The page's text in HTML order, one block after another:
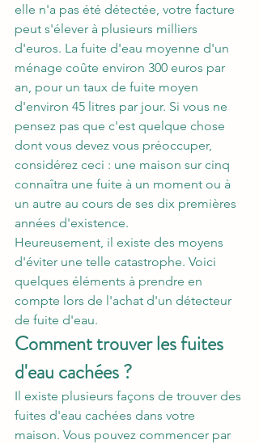
elle n'a pas été détectée, votre facture
peut s'élever à plusieurs milliers
d'euros. La fuite d'eau moyenne d'un
ménage coûte environ 300 euros par
an, pour un taux de fuite moyen
d'environ 45 litres par jour. Si vous ne
pensez pas que c'est quelque chose
dont vous devez vous préoccuper,
considérez ceci : une maison sur cinq
connaîtra une fuite à un moment ou à
un autre au cours de ses dix premières
années d'existence.
Heureusement, il existe des moyens
d'éviter une telle catastrophe. Voici
quelques éléments à prendre en
compte lors de l'achat d'un détecteur
de fuite d'eau.
Comment trouver les fuites
d'eau cachées ?
Il existe plusieurs façons de trouver des
fuites d'eau cachées dans votre
maison. Vous pouvez commencer par